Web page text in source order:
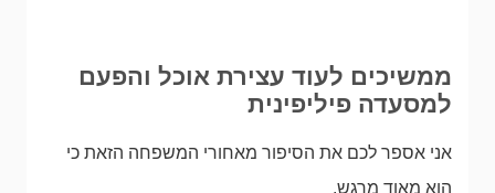
ממשיכים לעוד עצירת אוכל והפעם
למסעדה פיליפינית
אני אספר לכם את הסיפור מאחורי המשפחה הזאת כי
הוא מאוד מרגש.